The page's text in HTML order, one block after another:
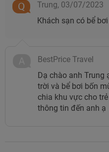
khách sạn này bằng xe
vé dao động khoảng
cách di chuyển này bạn
và giữ tốc độ an toàn trong
Trung, 03/07/2023
Khách sạn có bể
BestPrice Travel
Dạ chào anh Trung
trời và bể bơi bốn
chia khu vực cho
thông tin đến anh ạ